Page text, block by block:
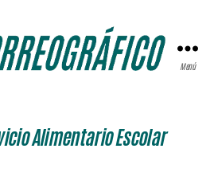
Menú
Alimentario Escolar